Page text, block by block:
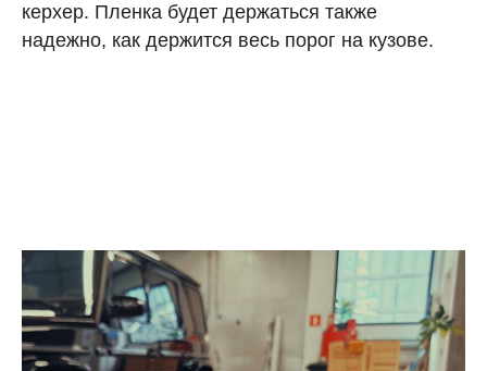
керхер. Пленка будет держаться также
надежно, как держится весь порог на кузове.